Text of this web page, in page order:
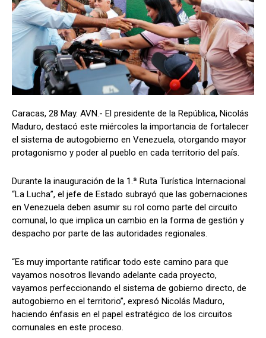
Caracas, 28 May. AVN.- El presidente de la República, Nicolás
Maduro, destacó este miércoles la importancia de fortalecer
el sistema de autogobierno en Venezuela, otorgando mayor
protagonismo y poder al pueblo en cada territorio del país.
Durante la inauguración de la 1.ª Ruta Turística Internacional
“La Lucha”, el jefe de Estado subrayó que las gobernaciones
en Venezuela deben asumir su rol como parte del circuito
comunal, lo que implica un cambio en la forma de gestión y
despacho por parte de las autoridades regionales.
“Es muy importante ratificar todo este camino para que
vayamos nosotros llevando adelante cada proyecto,
vayamos perfeccionando el sistema de gobierno directo, de
autogobierno en el territorio”, expresó Nicolás Maduro,
haciendo énfasis en el papel estratégico de los circuitos
comunales en este proceso.